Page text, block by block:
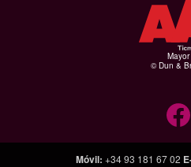
© Dun &
Móvil: +34 93 181 67 02